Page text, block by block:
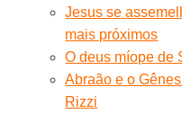
Jesus se
mais próximos
O deus míope de
Abraão e o
Rizzi